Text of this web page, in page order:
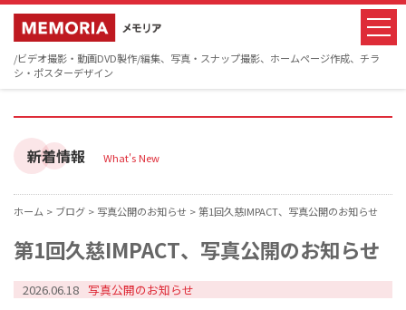
/ビデオ撮影・動画DVD製作/編集、写真・スナップ撮影、ホームページ作成、チラ
シ・ポスターデザイン
新着情報 What's New
ホーム > ブログ > 写真公開のお知らせ >第1回久慈IMPACT、写真公開のお知らせ
第1回久慈IMPACT、写真公開のお知らせ
2026.06.18 写真公開のお知らせ